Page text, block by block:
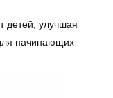
детей, улучшая
начинающих